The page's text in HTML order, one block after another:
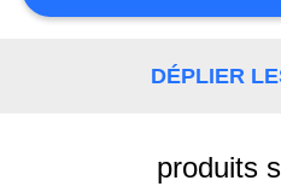
CONTACTEZ-
DÉPLIER
produits